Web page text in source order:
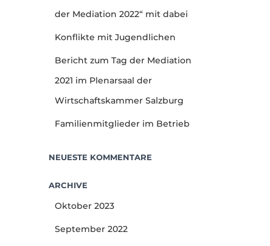
der Mediation 2022“ mit dabei
Konflikte mit Jugendlichen
Bericht zum Tag der Mediation
2021 im Plenarsaal der
Wirtschaftskammer Salzburg
Familienmitglieder im Betrieb
NEUESTE KOMMENTARE
ARCHIVE
Oktober 2023
September 2022